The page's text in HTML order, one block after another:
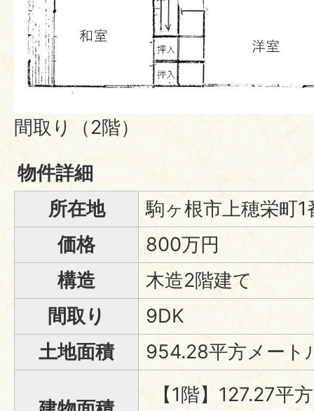
間取り（2階）
物件詳細
所在地
駒ヶ根市上穂栄町1
価格
800万円
構造
木造2階建て
間取り
9DK
土地面積
954.28平方メート
【1階】127.27平